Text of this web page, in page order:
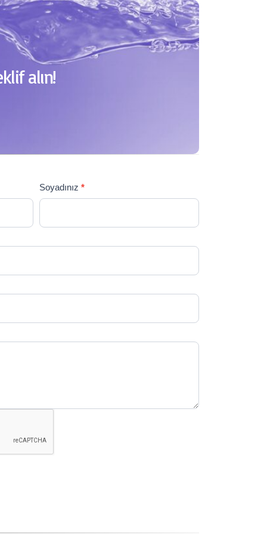
alın!
Soyadınız*